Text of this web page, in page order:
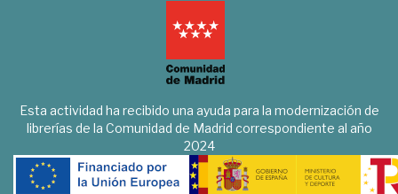
Esta actividad ha recibido una ayuda para la modernización de
librerías de la Comunidad de Madrid correspondiente al año
2024